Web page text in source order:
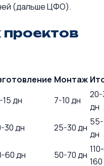
(дальше ЦФО).
Монтаж
15 дн 7-10 дн
дн
30 дн 25-30 дн
дн
60 дн 50-70 дн
110-